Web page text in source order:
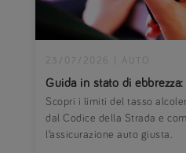
Guida in stato di
23/07/2026 AUTO
Scopri i limiti del tasso
dal Codice della Strada e
l’assicurazione auto giusta.